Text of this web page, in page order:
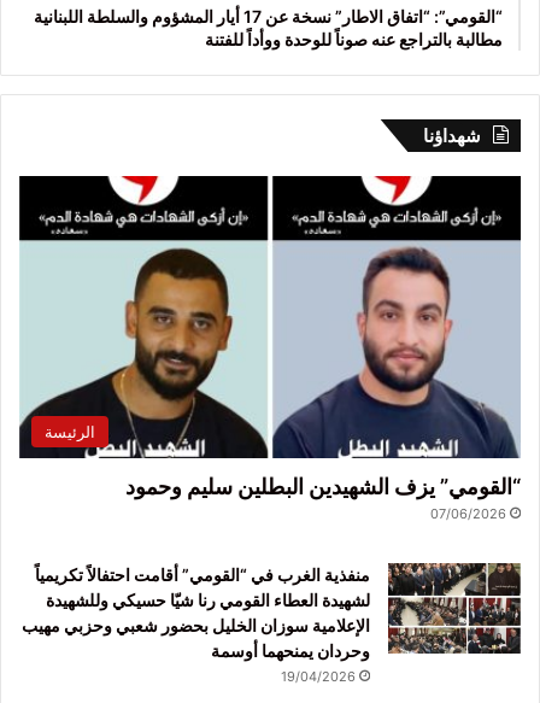
“القومي”: “اتفاق الاطار” نسخة عن 17 أيار المشؤوم والسلطة اللبنانية
مطالبة بالتراجع عنه صوناً للوحدة ووأداً للفتنة
شهداؤنا
الرئيسة
“القومي” يزف الشهيدين البطلين سليم وحمود
07/06/2026
منفذية الغرب في “القومي” أقامت احتفالاً تكريمياً
لشهيدة العطاء القومي رنا شيّا حسيكي وللشهيدة
الإعلامية سوزان الخليل بحضور شعبي وحزبي مهيب
وحردان يمنحهما أوسمة
19/04/2026